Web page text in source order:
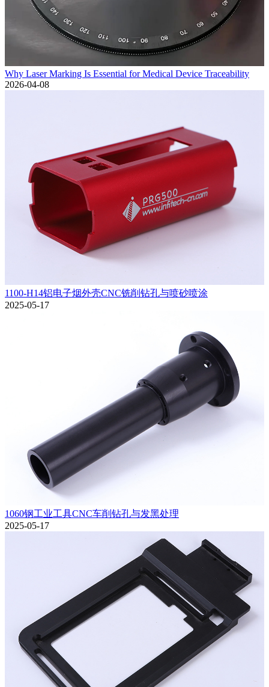
Why Laser Marking Is Essential for Medical Device Traceability
2026-04-08
1100-H14铝电子烟外壳CNC铣削钻孔与喷砂喷涂
2025-05-17
1060钢工业工具CNC车削钻孔与发黑处理
2025-05-17